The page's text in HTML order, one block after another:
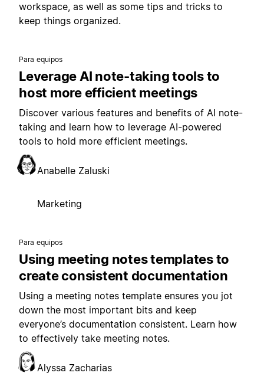
workspace, as well as some tips and tricks to
keep things organized.
Para equipos
Leverage AI note-taking tools to
host more efficient meetings
Discover various features and benefits of AI note-
taking and learn how to leverage AI-powered
tools to hold more efficient meetings.
Anabelle Zaluski
Marketing
Para equipos
Using meeting notes templates to
create consistent documentation
Using a meeting notes template ensures you jot
down the most important bits and keep
everyone’s documentation consistent. Learn how
to effectively take meeting notes.
Alyssa Zacharias